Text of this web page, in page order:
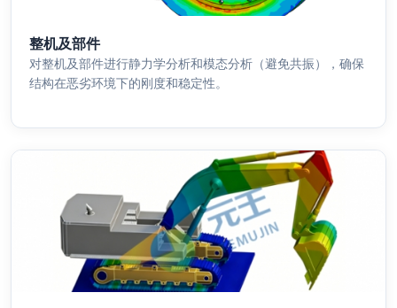
整机及部件
对整机及部件进行静力学分析和模态分析（避免共振），确保
结构在恶劣环境下的刚度和稳定性。